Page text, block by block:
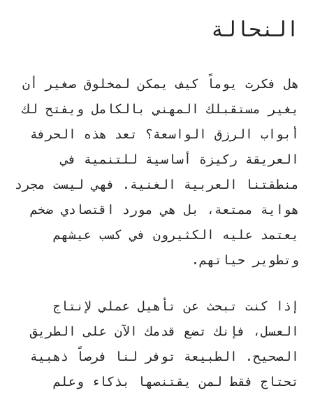
النحالة
هل فكرت يوماً كيف يمكن لمخلوق صغير أن
يغير مستقبلك المهني بالكامل ويفتح لك
أبواب الرزق الواسعة؟ تعد هذه الحرفة
العريقة ركيزة أساسية للتنمية في
منطقتنا العربية الغنية. فهي ليست مجرد
هواية ممتعة، بل هي مورد اقتصادي ضخم
يعتمد عليه الكثيرون في كسب عيشهم
وتطوير حياتهم.
إذا كنت تبحث عن
تأهيل عملي لإنتاج
العسل، فإنك تضع قدمك الآن على الطريق
الصحيح. الطبيعة توفر لنا فرصاً ذهبية
تحتاج فقط لمن يقتنصها بذكاء وعلم